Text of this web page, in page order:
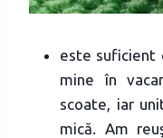
este suficient
mine în
scoate, iar
mică. Am